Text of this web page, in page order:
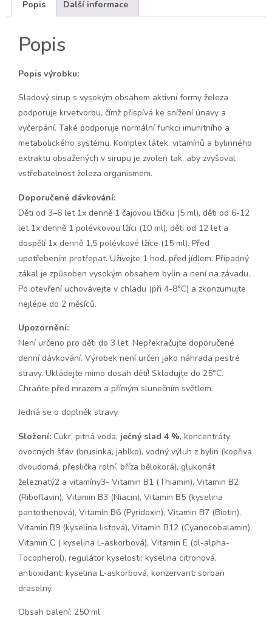
Popis Další informace
Popis
Popis výrobku:
Sladový sirup s vysokým obsahem aktivní formy železa
podporuje krvetvorbu, čímž přispívá ke snížení únavy a
vyčerpání. Také podporuje normální funkci imunitního a
metabolického systému. Komplex látek, vitamínů a bylinného
extraktu obsažených v sirupu je zvolen tak, aby zvyšoval
vstřebatelnost železa organismem.
Doporučené dávkování:
Děti od 3–6 let 1x denně 1 čajovou lžičku (5 ml), děti od 6-12
let 1x denně 1 polévkovou lžíci (10 ml), děti od 12 let a
dospělí 1x denně 1,5 polévkové lžíce (15 ml). Před
upotřebením protřepat. Užívejte 1 hod. před jídlem. Případný
zákal je způsoben vysokým obsahem bylin a není na závadu.
Po otevření uchovávejte v chladu (při 4-8°C) a zkonzumujte
nejlépe do 2 měsíců.
Upozornění:
Není určeno pro děti do 3 let. Nepřekračujte doporučené
denní dávkování. Výrobek není určen jako náhrada pestré
stravy. Ukládejte mimo dosah dětí! Skladujte do 25°C.
Chraňte před mrazem a přímým slunečním světlem.
Jedná se o doplněk stravy.
Složení: Cukr, pitná voda, ječný slad 4 %, koncentráty
ovocných šťáv (brusinka, jablko), vodný výluh z bylin (kopřiva
dvoudomá, přeslička rolní, bříza bělokorá), glukonát
železnatý2 a vitamíny3- Vitamin B1 (Thiamin), Vitamin B2
(Riboflavin), Vitamin B3 (Niacin), Vitamin B5 (kyselina
pantothenová), Vitamin B6 (Pyridoxin), Vitamin B7 (Biotin),
Vitamin B9 (kyselina listová), Vitamin B12 (Cyanocobalamin),
Vitamin C ( kyselina L-askorbová), Vitamin E (dl-alpha-
Tocopherol), regulátor kyselosti: kyselina citronová,
antioxidant: kyselina L-askorbová, konzervant: sorban
draselný.
Obsah balení: 250 ml